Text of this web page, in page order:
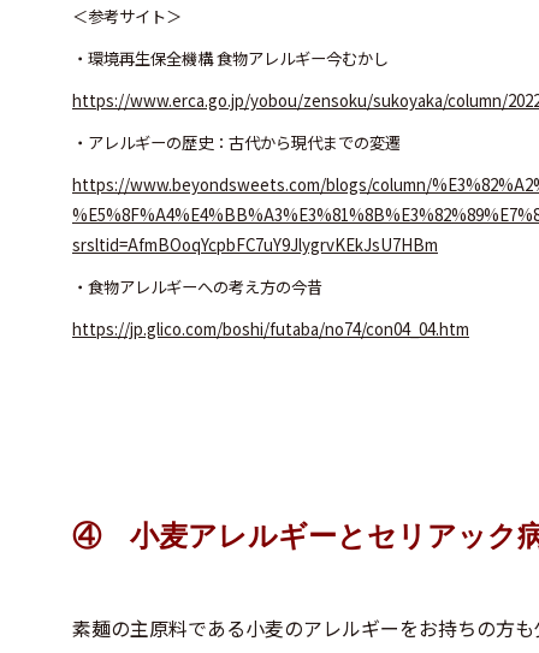
＜参考サイト＞
・環境再生保全機構 食物アレルギー今むかし
https://www.erca.go.jp/yobou/zensoku/sukoyaka/column/
・アレルギーの歴史：古代から現代までの変遷
https://www.beyondsweets.com/blogs/column/
srsltid=AfmBOoqYcpbFC7uY9JlygrvKEkJsU7HBm
・食物アレルギーへの考え方の今昔
https://jp.glico.com/boshi/futaba/no74/con04_04.htm
④ 小麦アレルギーとセリアック
素麺の主原料である小麦のアレルギーをお持ちの方